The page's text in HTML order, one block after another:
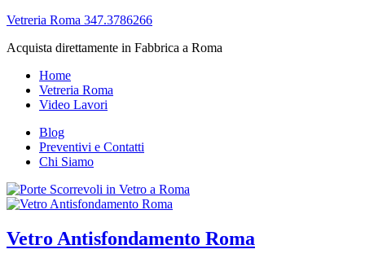
Vetreria Roma 347.3786266
Acquista direttamente in Fabbrica a Roma
Home
Vetreria Roma
Video Lavori
Blog
Preventivi e Contatti
Chi Siamo
Vetro Antisfondamento Roma